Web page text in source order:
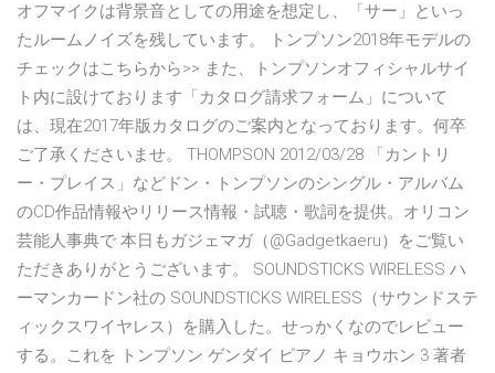
オフマイクは背景音としての用途を想定し、「サー」といっ
たルームノイズを残しています。 トンプソン2018年モデルの
チェックはこちらから>> また、トンプソンオフィシャルサイ
ト内に設けております「カタログ請求フォーム」について
は、現在2017年版カタログのご案内となっております。何卒
ご了承くださいませ。 THOMPSON 2012/03/28 「カントリ
ー・プレイス」などドン・トンプソンのシングル・アルバム
のCD作品情報やリリース情報・試聴・歌詞を提供。オリコン
芸能人事典で 本日もガジェマガ（@Gadgetkaeru）をご覧い
ただきありがとうございます。 SOUNDSTICKS WIRELESS ハ
ーマンカードン社の SOUNDSTICKS WIRELESS（サウンドステ
ィックスワイヤレス）を購入した。せっかくなのでレビュー
する。これを トンプソン ゲンダイ ピアノ キョウホン 3 著者